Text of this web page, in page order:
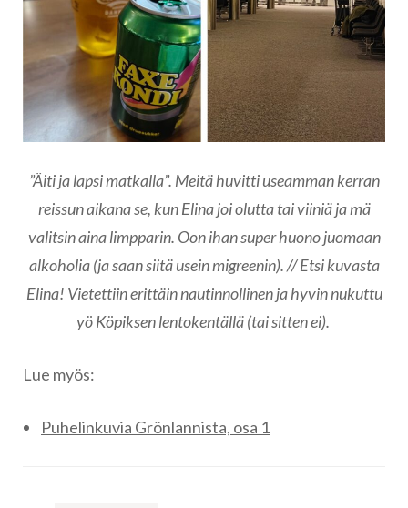
”Äiti ja lapsi matkalla”. Meitä huvitti useamman kerran
reissun aikana se, kun Elina joi olutta tai viiniä ja mä
valitsin aina limpparin. Oon ihan super huono juomaan
alkoholia (ja saan siitä usein migreenin). // Etsi kuvasta
Elina! Vietettiin erittäin nautinnollinen ja hyvin nukuttu
yö Köpiksen lentokentällä (tai sitten ei).
Lue myös:
Puhelinkuvia Grönlannista, osa 1